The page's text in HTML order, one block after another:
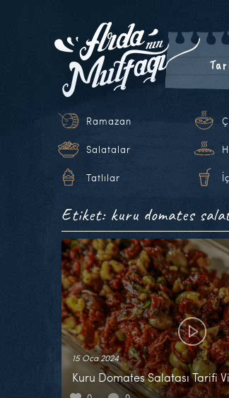
Ramazan
Salatalar
Tatlılar
Etiket: kuru domates
15 Oca 2024
Kuru Domates Salatası Tarifi